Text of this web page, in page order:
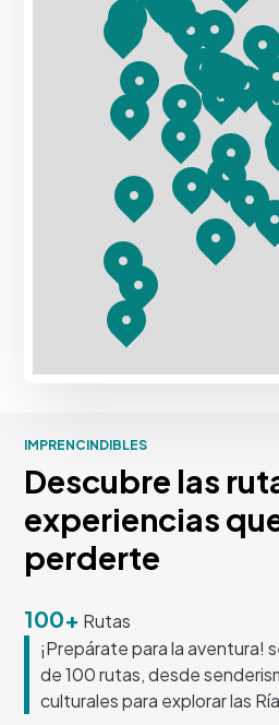
IMPRENCINDIBLES
Descubre las
experiencias
perderte
100+ Rutas
¡Prepárate para la aventura!
de 100 rutas, desde
culturales para explorar las